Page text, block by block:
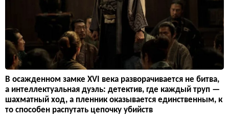
В осажденном замке XVI века разворачивается не битва,
а интеллектуальная дуэль: детектив, где каждый труп —
шахматный ход, а пленник оказывается единственным, к
то способен распутать цепочку убийств